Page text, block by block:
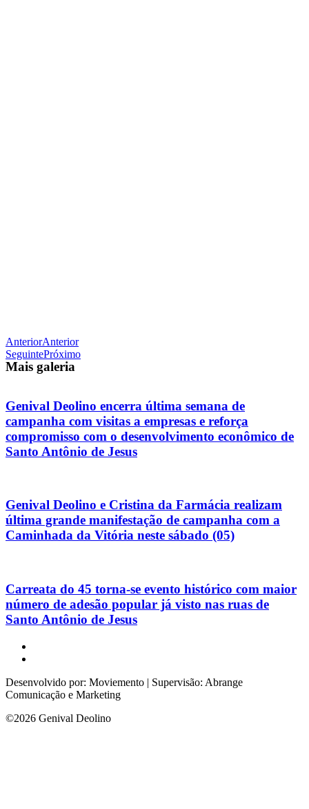
AnteriorAnterior
SeguintePróximo
Mais galeria
Genival Deolino encerra última semana de
campanha com visitas a empresas e reforça
compromisso com o desenvolvimento econômico de
Santo Antônio de Jesus
Genival Deolino e Cristina da Farmácia realizam
última grande manifestação de campanha com a
Caminhada da Vitória neste sábado (05)
Carreata do 45 torna-se evento histórico com maior
número de adesão popular já visto nas ruas de
Santo Antônio de Jesus
Desenvolvido por: Moviemento | Supervisão: Abrange
Comunicação e Marketing
©2026 Genival Deolino